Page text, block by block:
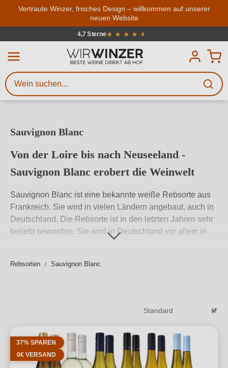
Zum Hauptinhalt springen
Vertraute Winzer, frisches Design – willkommen auf unserer
neuen Website
4,7 Sterne★ ★ ★ ★ ★
★
Durchschnittliche Bewertung von
Sauvignon Blanc
Von der Loire bis nach Neuseeland -
Sauvignon Blanc erobert die Weinwelt
Sauvignon Blanc ist eine bekannte weiße Rebsorte aus
Frankreich. Sie wird in vielen Ländern angebaut, auch in
Deutschland. Die Rebsorte ist in den letzten Jahren sehr
beliebt geworden. Sie wird in Deutschland vor allem in
seinen einzigartigen Charakter bekannt, abseits vom
Rebsorten Sauvignon Blanc
37% SPAREN
0€ VERSAND
Weinsuche
Mindestens 3 Zeichen eingeben
Beschreiben Sie, welchen Wein
Sie suchen – ob nach Geschmack,